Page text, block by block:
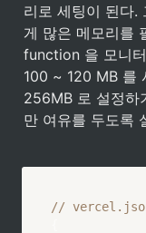
리로 세팅이 된다.
게 많은 메모리를
function 을 모니
100 ~ 120 MB 를
256MB 로 설정하
만 여유를 두도록
//